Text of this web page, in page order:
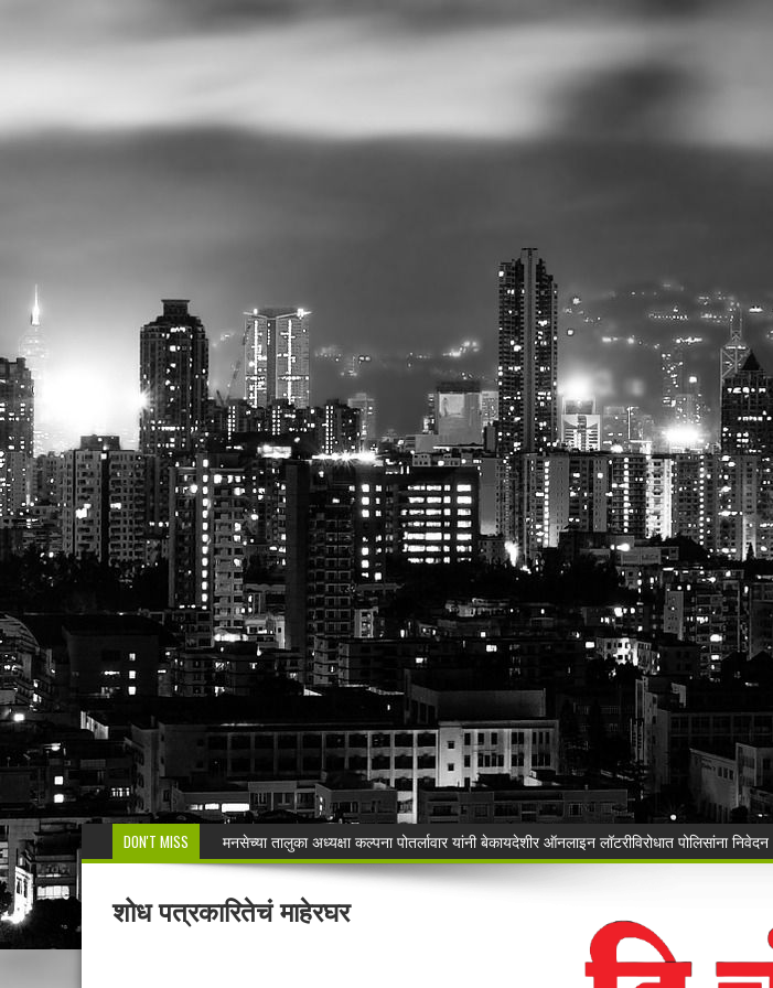
DON'T MISS
मनसेच्या तालुका अध्यक्षा कल्पना पोतर्लावार यांनी बेकायदेशीर ऑनलाइन लॉटरीविरोधात पोलिसांना निवेदन
वरोरा येथे कारगिल विजयदीन साजरा Kargil Vijay Deen celebrated in Warora
🚨 धडाकेबाज कारवाई! LCBच्या थरारक पाठलागानंतर ३५ गोवंशांची सुटका; २२.३५ लाखांचा मुद्देमाल जप्त
वाढदिवसाचा आनंद हिरवाईला अर्पण; रुपेश कुतरमारे यांचा वृक्षसंवर्धनाचा प्रेरणादायी संकल्प
शोध पत्रकारितेचं माहेरघर